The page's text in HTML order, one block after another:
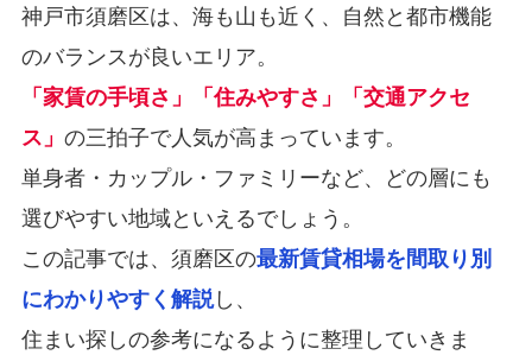
神戸市須磨区は、海も山も近く、自然と都市機能
のバランスが良いエリア。
「家賃の手頃さ」「住みやすさ」「交通アクセ
ス」 の三拍子で人気が高まっています。
単身者・カップル・ファミリーなど、どの層にも
選びやすい地域といえるでしょう。
この記事では、須磨区の最新賃貸相場を間取り別
にわかりやすく解説し、
住まい探しの参考になるように整理していきま